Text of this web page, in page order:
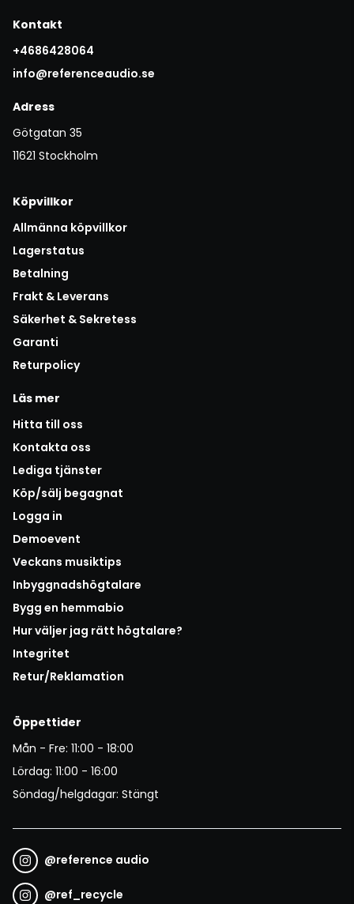
Kontakt
+4686428064
info@referenceaudio.se
Adress
Götgatan 35
11621 Stockholm
Köpvillkor
Allmänna köpvillkor
Lagerstatus
Betalning
Frakt & Leverans
Säkerhet & Sekretess
Garanti
Returpolicy
Läs mer
Hitta till oss
Kontakta oss
Lediga tjänster
Köp/sälj begagnat
Logga in
Demoevent
Veckans musiktips
Inbyggnadshögtalare
Bygg en hemmabio
Hur väljer jag rätt högtalare?
Integritet
Retur/Reklamation
Öppettider
Mån - Fre: 11:00 - 18:00
Lördag: 11:00 - 16:00
Söndag/helgdagar: Stängt
@reference audio
@ref_recycle